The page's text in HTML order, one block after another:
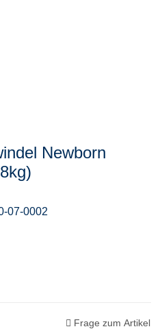
Newborn
07-0002
Frage zum Artikel